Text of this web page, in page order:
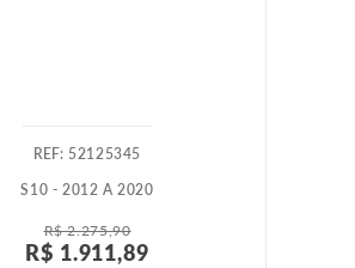
: 52125345
S10 - 2012 A 2020
R$ 2.275,90
R$ 1.911,89